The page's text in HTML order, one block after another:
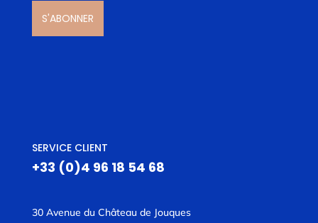
S'ABONNER
SERVICE CLIENT
+33 (0)4 96 18 54 68
30 Avenue du Château de Jouques